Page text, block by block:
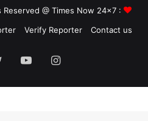
@ Times Now 24x7 :
Verify Reporter Contact us
TwitterYouTubeInstagram